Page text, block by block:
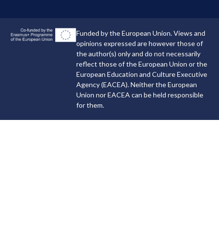
Funded by the European Union. Views and
opinions expressed are however those of
the author(s) only and do not necessarily
reflect those of the European Union or the
European Education and Culture Executive
Agency (EACEA). Neither the European
Union nor EACEA can be held responsible
for them.